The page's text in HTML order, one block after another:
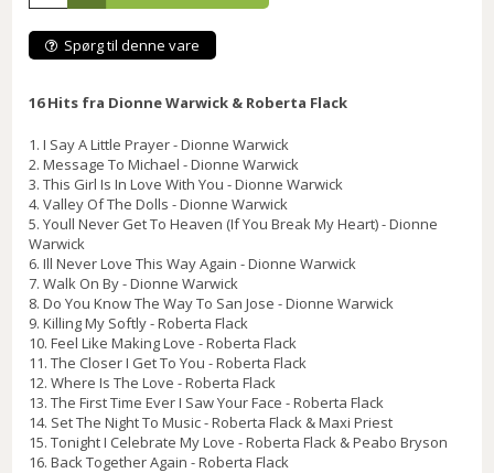
Spørg til denne vare
16 Hits fra Dionne Warwick & Roberta Flack
1. I Say A Little Prayer - Dionne Warwick
2. Message To Michael - Dionne Warwick
3. This Girl Is In Love With You - Dionne Warwick
4. Valley Of The Dolls - Dionne Warwick
5. Youll Never Get To Heaven (If You Break My Heart) - Dionne
Warwick
6. Ill Never Love This Way Again - Dionne Warwick
7. Walk On By - Dionne Warwick
8. Do You Know The Way To San Jose - Dionne Warwick
9. Killing My Softly - Roberta Flack
10. Feel Like Making Love - Roberta Flack
11. The Closer I Get To You - Roberta Flack
12. Where Is The Love - Roberta Flack
13. The First Time Ever I Saw Your Face - Roberta Flack
14. Set The Night To Music - Roberta Flack & Maxi Priest
15. Tonight I Celebrate My Love - Roberta Flack & Peabo Bryson
16. Back Together Again - Roberta Flack